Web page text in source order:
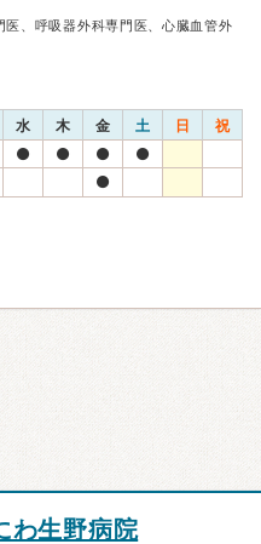
、呼吸器外科専門医、心臓血管外
水 木 金 土 日 祝
わ生野病院